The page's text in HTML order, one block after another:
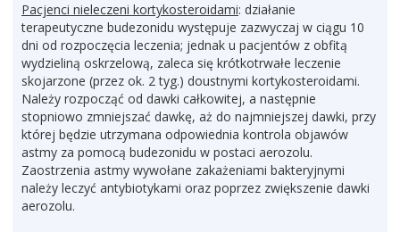
Pacjenci nieleczeni kortykosteroidami: działanie
terapeutyczne budezonidu występuje zazwyczaj w ciągu 10
dni od rozpoczęcia leczenia; jednak u pacjentów z obfitą
wydzieliną oskrzelową, zaleca się krótkotrwałe leczenie
skojarzone (przez ok. 2 tyg.) doustnymi kortykosteroidami.
Należy rozpocząć od dawki całkowitej, a następnie
stopniowo zmniejszać dawkę, aż do najmniejszej dawki, przy
której będzie utrzymana odpowiednia kontrola objawów
astmy za pomocą budezonidu w postaci aerozolu.
Zaostrzenia astmy wywołane zakażeniami bakteryjnymi
należy leczyć antybiotykami oraz poprzez zwiększenie dawki
aerozolu.